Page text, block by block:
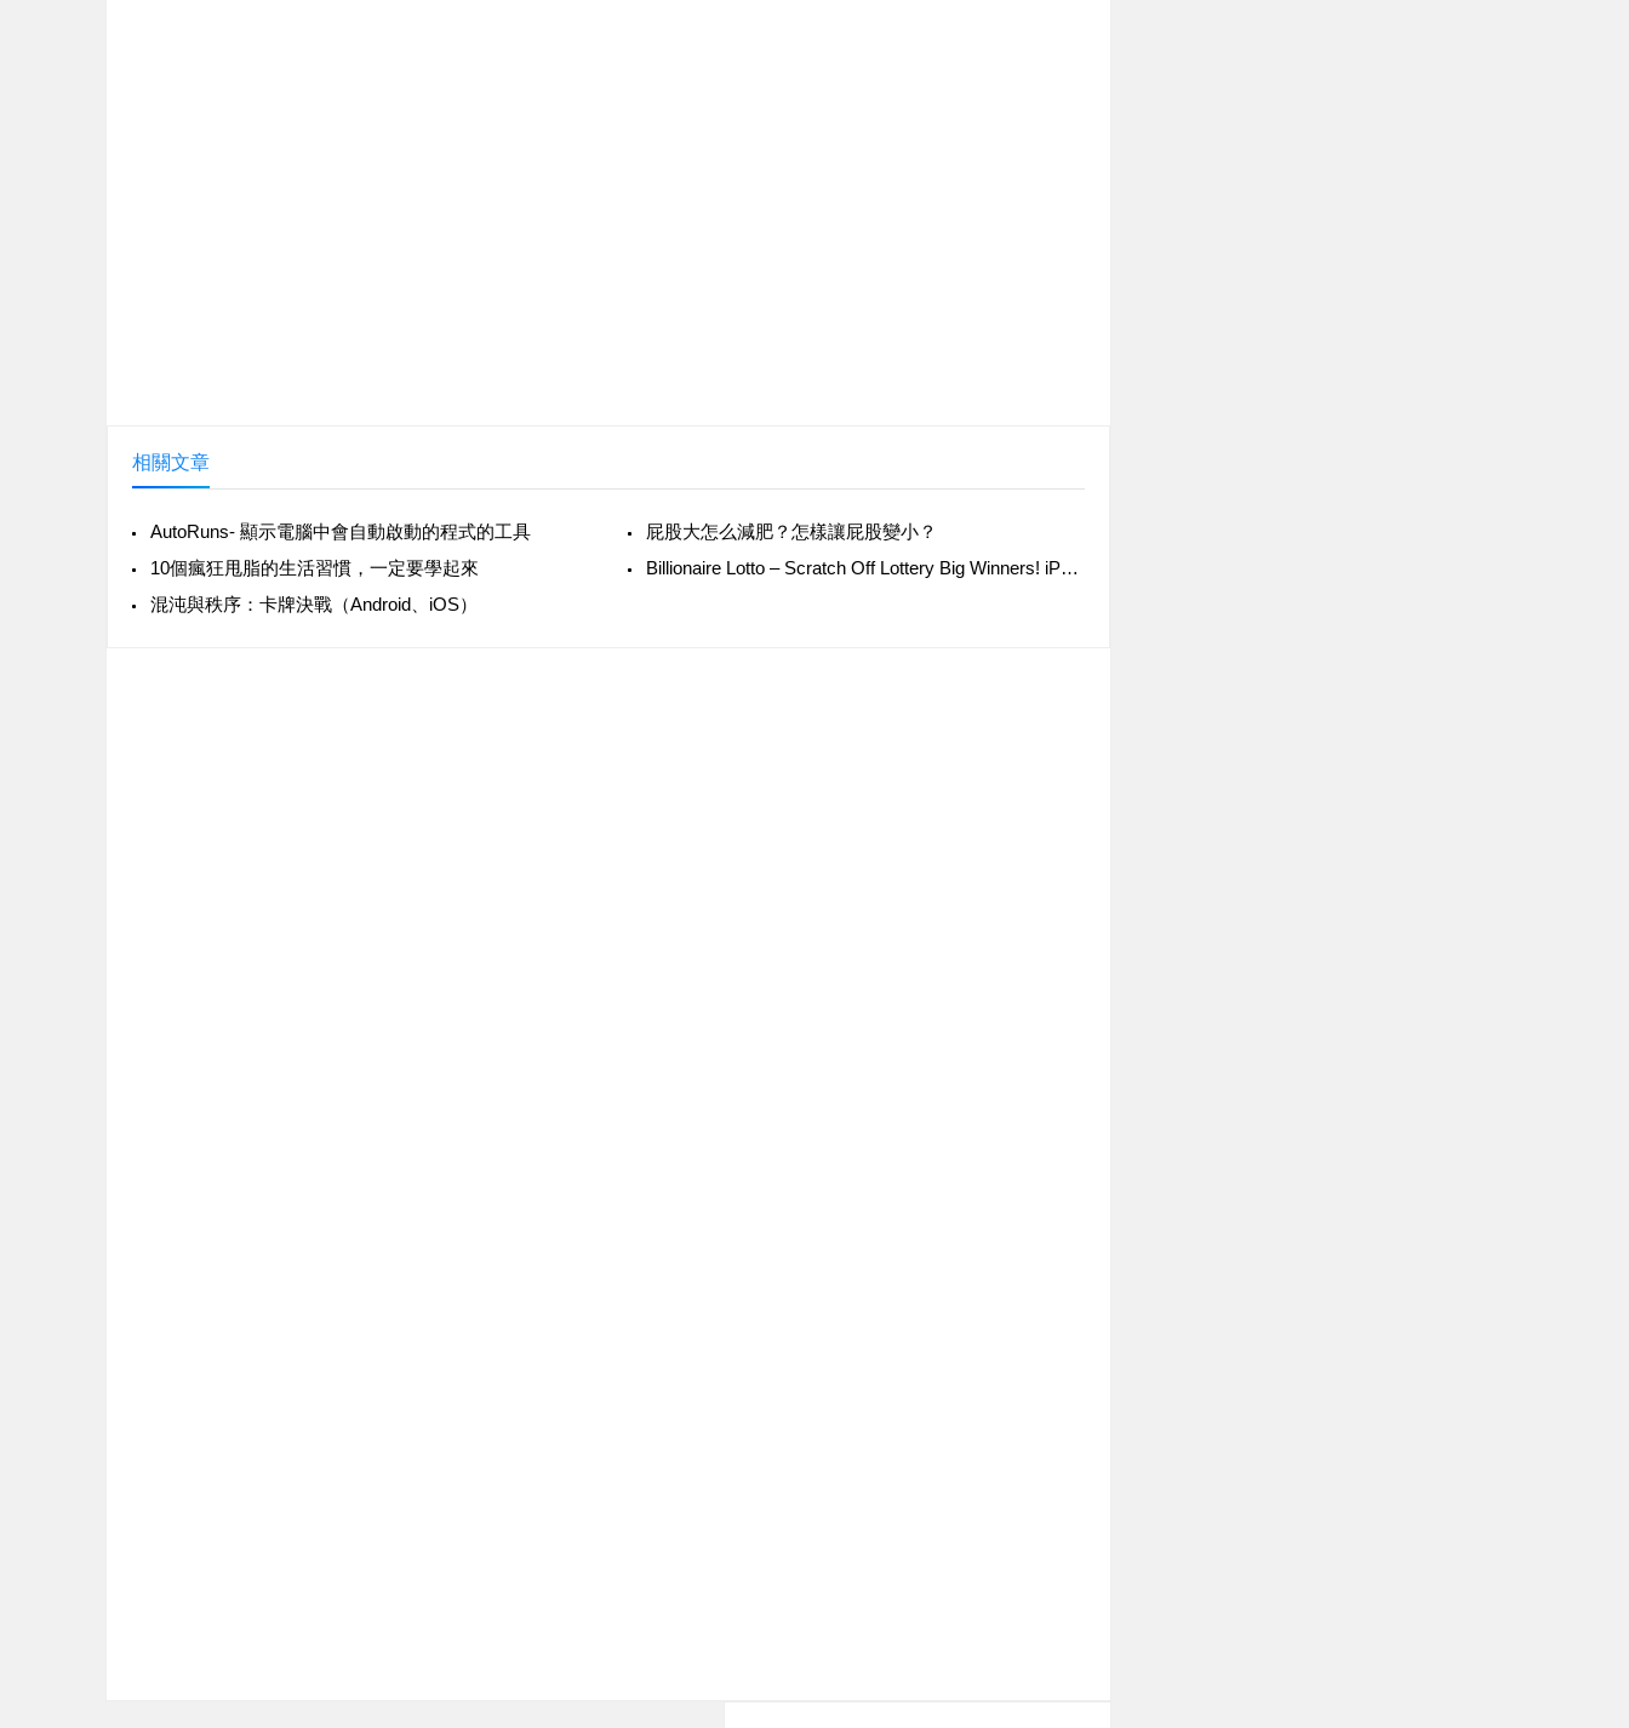
相關文章
AutoRuns- 顯示電腦中會自動啟動的程式的工具
屁股大怎么減肥？怎樣讓屁股變小？
10個瘋狂甩脂的生活習慣，一定要學起來
Billionaire Lotto – Scratch Off Lottery Big Winners! iPhone/iPad版
‎混沌與秩序：卡牌決戰（Android、iOS）